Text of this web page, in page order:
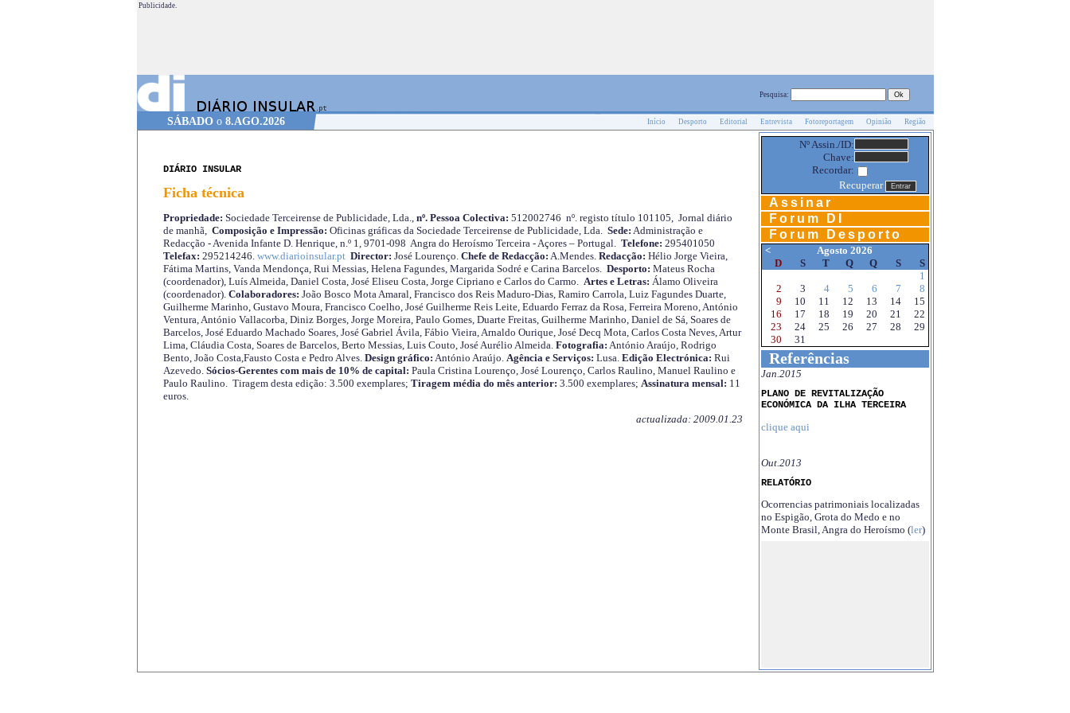
Publicidade.
Pesquisa:
SÁBADO o 8.AGO.2026 Início Desporto Editorial Entrevista Fotoreportagem Opinião Região
DIÁRIO INSULAR
Ficha técnica
Propriedade: Sociedade Terceirense de Publicidade, Lda.,nº. Pessoa Colectiva: 512002746 nº. registo título 101105, Jornal diário
de manhã, Composição e Impressão: Oficinas gráficas da Sociedade Terceirense de Publicidade, Lda. Sede: Administração e
Redacção - Avenida Infante D. Henrique, n.º 1, 9701-098 Angra do Heroísmo Terceira - Açores – Portugal. Telefone: 295401050
Telefax: 295214246. www.diarioinsular.pt Director: José Lourenço. Chefe de Redacção: A.Mendes. Redacção: Hélio Jorge Vieira,
Fátima Martins, Vanda Mendonça, Rui Messias, Helena Fagundes, Margarida Sodré e Carina Barcelos. Desporto: Mateus Rocha
(coordenador), Luís Almeida, Daniel Costa, José Eliseu Costa, Jorge Cipriano e Carlos do Carmo. Artes e Letras: Álamo Oliveira
(coordenador). Colaboradores: João Bosco Mota Amaral, Francisco dos Reis Maduro-Dias, Ramiro Carrola, Luiz Fagundes Duarte,
Guilherme Marinho, Gustavo Moura, Francisco Coelho, José Guilherme Reis Leite, Eduardo Ferraz da Rosa, Ferreira Moreno, António
Ventura, António Vallacorba, Diniz Borges, Jorge Moreira, Paulo Gomes, Duarte Freitas, Guilherme Marinho, Daniel de Sá, Soares de
Barcelos, José Eduardo Machado Soares, José Gabriel Ávila, Fábio Vieira, Arnaldo Ourique, José Decq Mota, Carlos Costa Neves, Artur
Lima, Cláudia Costa, Soares de Barcelos, Berto Messias, Luis Couto, José Aurélio Almeida. Fotografia: António Araújo, Rodrigo
Bento, João Costa,Fausto Costa e Pedro Alves. Design gráfico: António Araújo. Agência e Serviços: Lusa. Edição Electrónica: Rui
Azevedo. Sócios-Gerentes com mais de 10% de capital: Paula Cristina Lourenço, José Lourenço, Carlos Raulino, Manuel Raulino e
Paulo Raulino. Tiragem desta edição: 3.500 exemplares; Tiragem média do mês anterior: 3.500 exemplares; Assinatura mensal: 11
euros.
actualizada: 2009.01.23
Nº Assin./ID:
Chave:
Recordar:
Recuperar
Assinar
Forum DI
Forum Desporto
<
Agosto 2026
D
S T Q Q S
S
1
2
3 4 5 6 7
8
9
10 11 12 13 14
15
16
17 18 19 20 21
22
23
24 25 26 27 28
29
30
31
Referências
Jan.2015
PLANO DE REVITALIZAÇÃO
ECONÓMICA DA ILHA TERCEIRA
clique aqui
Out.2013
RELATÓRIO
Ocorrencias patrimoniais localizadas
no Espigão, Grota do Medo e no
Monte Brasil, Angra do Heroísmo (ler)